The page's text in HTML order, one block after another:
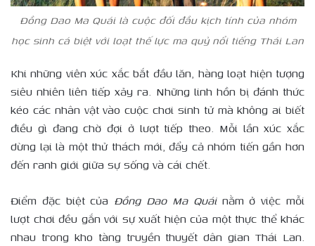
Đồng Dao Ma Quái là cuộc đối đầu kịch tính của nhóm
học sinh cá biệt với loạt thế lực ma quỷ nổi tiếng Thái Lan
Khi những viên xúc xắc bắt đầu lăn, hàng loạt hiện tượng
siêu nhiên liên tiếp xảy ra. Những linh hồn bị đánh thức
kéo các nhân vật vào cuộc chơi sinh tử mà không ai biết
điều gì đang chờ đợi ở lượt tiếp theo. Mỗi lần xúc xắc
dừng lại là một thử thách mới, đẩy cả nhóm tiến gần hơn
đến ranh giới giữa sự sống và cái chết.
Điểm đặc biệt của Đồng Dao Ma Quáinằm ở việc mỗi
lượt chơi đều gắn với sự xuất hiện của một thực thể khác
nhau trong kho tàng truyền thuyết dân gian Thái Lan.